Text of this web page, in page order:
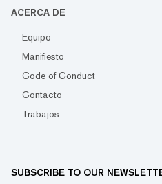
ACERCA DE
Equipo
Manifiesto
Code of Conduct
Contacto
Trabajos
SUBSCRIBE TO OUR